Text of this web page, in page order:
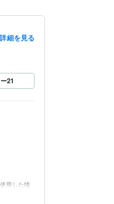
細を見る
21
用した情